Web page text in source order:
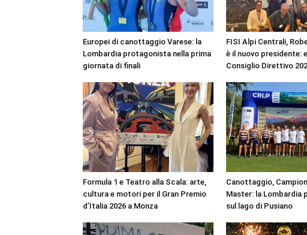
Europei di canottaggio Varese: la
Lombardia protagonista nella prima
giornata di finali
FISI Alpi Centrali,
è il nuovo presidente:
Consiglio Direttivo
Formula 1 e Teatro alla Scala: arte,
cultura e motori per il Gran Premio
d’Italia 2026 a Monza
Canottaggio,
Master: la Lombardia
sul lago di Pusiano